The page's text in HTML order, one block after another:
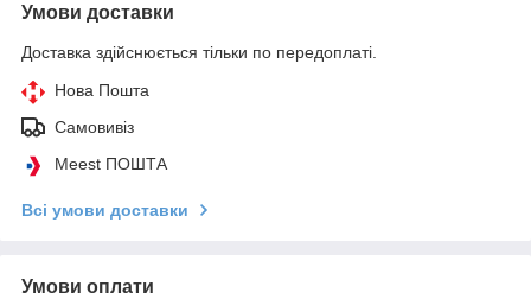
Умови доставки
Доставка здійснюється тільки по передоплаті.
Нова Пошта
Самовивіз
Meest ПОШТА
Всі умови доставки
Умови оплати